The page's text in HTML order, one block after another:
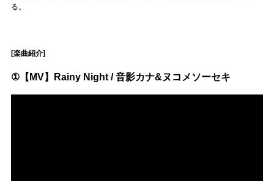
る。
[楽曲紹介]
①【MV】Rainy Night / 音影カナ&ヌコメソーセキ